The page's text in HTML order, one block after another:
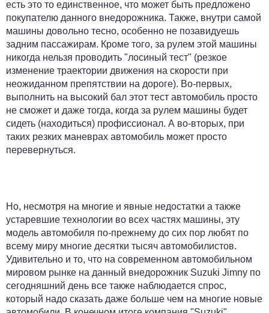
есть это то единственное, что может быть предложено
покупателю данного внедорожника. Также, внутри самой
машины довольно тесно, особенно не позавидуешь
задним пассажирам. Кроме того, за рулем этой машины
никогда нельзя проводить "лосиный тест" (резкое
изменение траектории движения на скорости при
неожиданном препятствии на дороге). Во-первых,
выполнить на высокий бал этот тест автомобиль просто
не сможет и даже тогда, когда за рулем машины будет
сидеть (находиться) профиссионал. А во-вторых, при
таких резких маневрах автомобиль может просто
перевернуться.
Но, несмотря на многие и явные недостатки а также
устаревшие технологии во всех частях машины, эту
модель автомобиля по-прежнему до сих пор любят по
всему миру многие десятки тысяч автомобилистов.
Удивительно и то, что на современном автомобильном
мировом рынке на данный внедорожник Suzuki Jimny по
сегодняшний день все также наблюдается спрос,
который надо сказать даже больше чем на многие новые